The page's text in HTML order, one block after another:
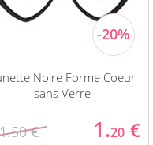
Noire Forme Coeur
sans Verre
1.50 € 1.20 €